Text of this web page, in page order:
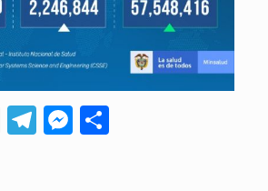
X Telegram
Messenger